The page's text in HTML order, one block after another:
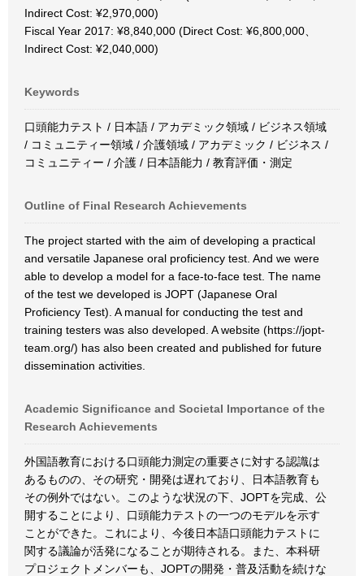
Indirect Cost: ¥2,970,000)
Fiscal Year 2017: ¥8,840,000 (Direct Cost: ¥6,800,000、
Indirect Cost: ¥2,040,000)
Keywords
口頭能力テスト / 日本語 / アカデミック領域 / ビジネス領域
/ コミュニティー領域 / 介護領域 / アカデミック / ビジネス /
コミュニティー / 介護 / 日本語能力 / 教育評価・測定
Outline of Final Research Achievements
The project started with the aim of developing a practical
and versatile Japanese oral proficiency test. And we were
able to develop a model for a face-to-face test. The name
of the test we developed is JOPT (Japanese Oral
Proficiency Test). A manual for conducting the test and
training testers was also developed. A website (https://jopt-
team.org/) has also been created and published for future
dissemination activities.
Academic Significance and Societal Importance of the
Research Achievements
外国語教育における口頭能力測定の重要さに対する認識は
あるものの、その研究・開発は遅れており、日本語教育も
その例外ではない。このような状況の下、JOPTを完成、公
開することにより、口頭能力テストの一つのモデルを示す
ことができた。これにより、今後日本語口頭能力テストに
関する議論が活発になることが期待される。また、本科研
プロジェクトメンバーも、JOPTの開発・普及活動を続けな